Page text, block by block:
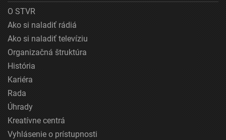
O STVR
Ako si naladiť rádiá
Ako si naladiť televíziu
Organizačná štruktúra
História
Kariéra
Rada
Úhrady
Kreatívne centrá
Vyhlásenie o prístupnosti